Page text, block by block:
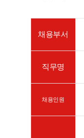
채용부서
직무명
채용인원